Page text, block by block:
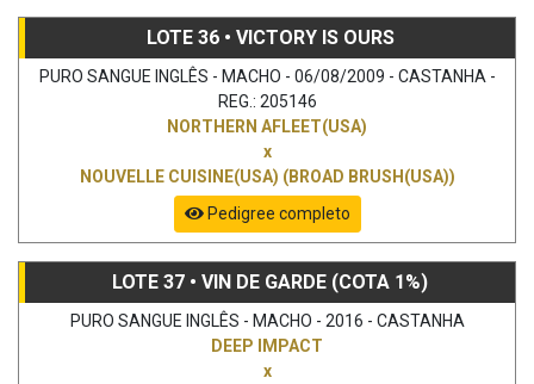
LOTE 36 • VICTORY IS OURS
PURO SANGUE INGLÊS - MACHO - 06/08/2009 - CASTANHA -
REG.: 205146
NORTHERN AFLEET(USA)
x
NOUVELLE CUISINE(USA) (BROAD BRUSH(USA))
Pedigree completo
LOTE 37 • VIN DE GARDE (COTA 1%)
PURO SANGUE INGLÊS - MACHO - 2016 - CASTANHA
DEEP IMPACT
x